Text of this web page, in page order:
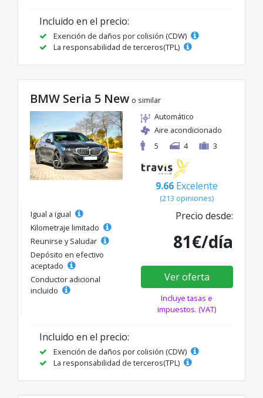
Incluido en el precio:
Exención de daños por colisión (CDW)
La responsabilidad de terceros(TPL)
BMW Seria 5 New o similar
Automático
Aire acondicionado
5
4 3
9.66 Excelente
(213 opiniones)
Igual a igual
Kilometraje limitado
Reunirse y Saludar
Depósito en efectivo
aceptado
Conductor adicional
incluido
Precio desde:
81€/día
Ver oferta
Incluye tasas e
impuestos. (VAT)
Incluido en el precio:
Exención de daños por colisión (CDW)
La responsabilidad de terceros(TPL)